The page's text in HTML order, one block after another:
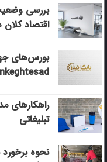
بررسی
اقتصاد کلان
بورس‌های
راهکارهای
تبلیغاتی
نحوه برخورد